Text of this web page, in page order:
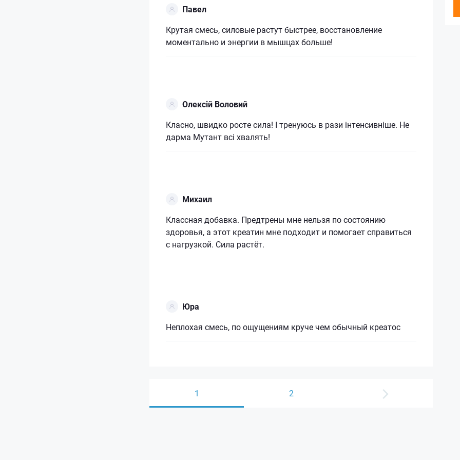
Павел
Крутая смесь, силовые растут быстрее, восстановление
моментально и энергии в мышцах больше!
Олексій Воловий
Класно, швидко росте сила! І тренуюсь в рази інтенсивніше. Не
дарма Мутант всі хвалять!
Михаил
Классная добавка. Предтрены мне нельзя по состоянию
здоровья, а этот креатин мне подходит и помогает справиться
с нагрузкой. Сила растёт.
Юра
Неплохая смесь, по ощущениям круче чем обычный креатос
1 2